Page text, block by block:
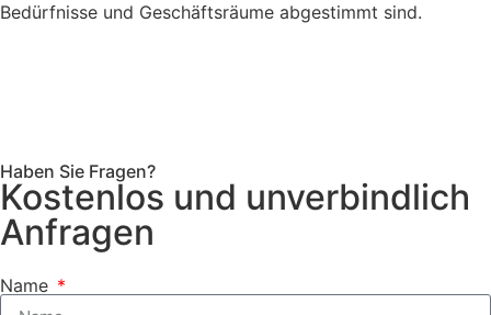
Bedürfnisse und Geschäftsräume abgestimmt sind.
Haben Sie Fragen?
Kostenlos und unverbindlich
Anfragen
Name